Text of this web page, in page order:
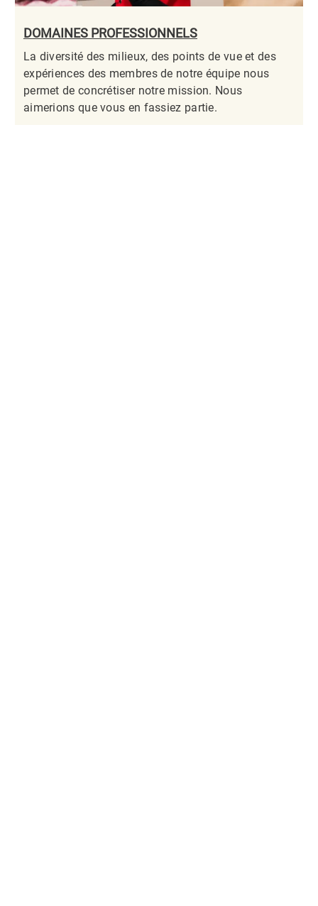
DOMAINES PROFESSIONNELS
La diversité des milieux, des points de vue et des
expériences des membres de notre équipe nous
permet de concrétiser notre mission. Nous
aimerions que vous en fassiez partie.​​​​​​​